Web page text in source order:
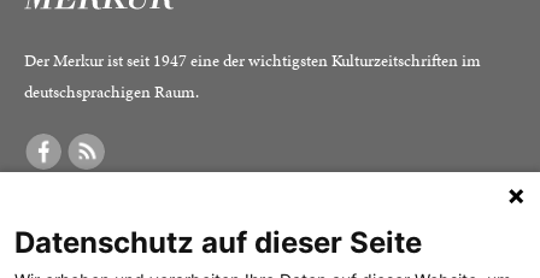
Der Merkur ist seit 1947 eine der wichtigsten Kulturzeitschriften im
deutschsprachigen Raum.
Was ist der Merkur?
Alle Abos im Überblick Impressum
Datenschutz auf dieser Seite